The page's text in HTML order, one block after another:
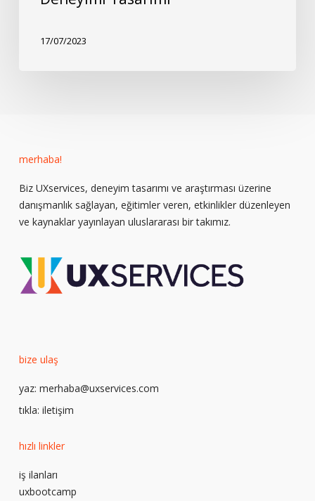
17/07/2023
merhaba!
Biz UXservices, deneyim tasarımı ve araştırması üzerine
danışmanlık sağlayan, eğitimler veren, etkinlikler düzenleyen
ve kaynaklar yayınlayan uluslararası bir takımız.
bize ulaş
yaz: merhaba@uxservices.com
tıkla: iletişim
hızlı linkler
iş ilanları
uxbootcamp